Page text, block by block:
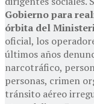
Gobierno para
órbita del
oficial, los
últimos años
narcotráfico,
personas, crimen
tránsito aéreo